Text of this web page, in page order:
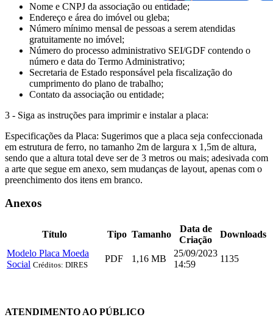
Nome e CNPJ da associação ou entidade;
Endereço e área do imóvel ou gleba;
Número mínimo mensal de pessoas a serem atendidas
gratuitamente no imóvel;
Número do processo administrativo SEI/GDF contendo o
número e data do Termo Administrativo;
Secretaria de Estado responsável pela fiscalização do
cumprimento do plano de trabalho;
Contato da associação ou entidade;
3 - Siga as instruções para imprimir e instalar a placa:
Especificações da Placa: Sugerimos que a placa seja confeccionada
em estrutura de ferro, no tamanho 2m de largura x 1,5m de altura,
sendo que a altura total deve ser de 3 metros ou mais; adesivada com
a arte que segue em anexo, sem mudanças de layout, apenas com o
preenchimento dos itens em branco.
Anexos
Título Tipo Tamanho
Data de
Criação
Downloads
Modelo Placa Moeda
Social Créditos: DIRES
PDF 1,16 MB
25/09/2023
14:59
1135
ATENDIMENTO AO PÚBLICO